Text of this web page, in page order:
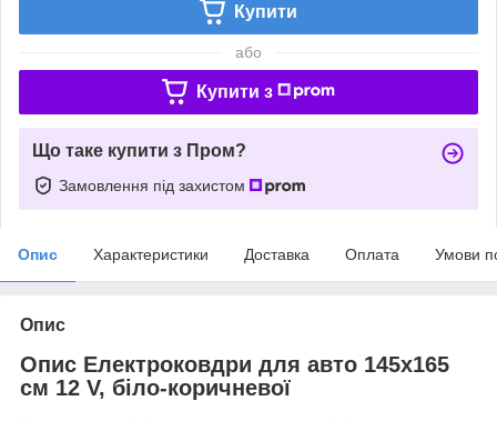
Купити
або
Купити з
Що таке купити з Пром?
Замовлення під захистом
Опис Характеристики Доставка Оплата Умови
Опис
Опис Електроковдри для авто 145х165
см 12 V, біло-коричневої